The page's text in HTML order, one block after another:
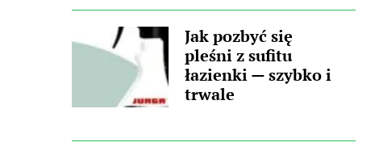
Jak pozbyć się
pleśni z sufitu
łazienki — szybko i
trwale